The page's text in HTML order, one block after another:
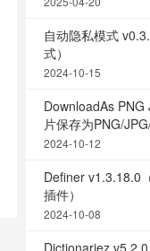
自动隐私模式
式）
2024-10-15
DownloadAs
片保存为PNG/
2024-10-12
Definer v1.3.18.0
插件）
2024-10-08
Dictionariez